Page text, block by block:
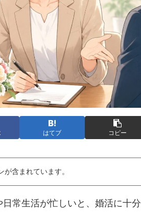
はてブ コピー
含まれています。
常生活が忙しいと、婚活に十